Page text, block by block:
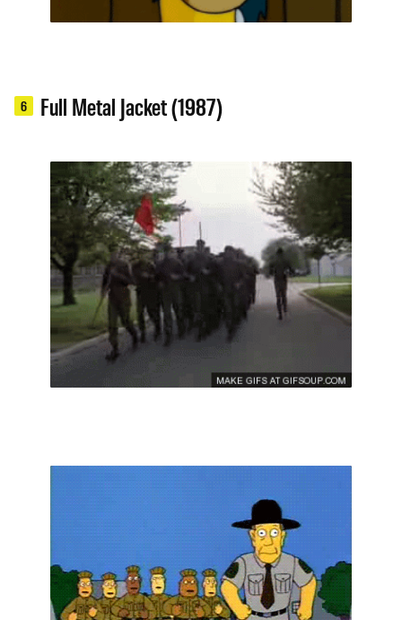
6 Full Metal Jacket (1987)